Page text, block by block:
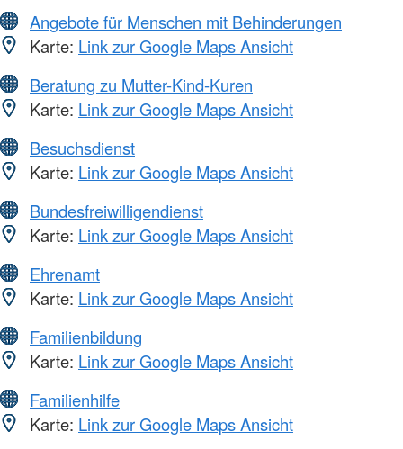
Angebote für Menschen mit Behinderungen
Karte: Link zur Google Maps Ansicht
Beratung zu Mutter-Kind-Kuren
Karte: Link zur Google Maps Ansicht
Besuchsdienst
Karte: Link zur Google Maps Ansicht
Bundesfreiwilligendienst
Karte: Link zur Google Maps Ansicht
Ehrenamt
Karte: Link zur Google Maps Ansicht
Familienbildung
Karte: Link zur Google Maps Ansicht
Familienhilfe
Karte: Link zur Google Maps Ansicht